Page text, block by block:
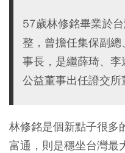
57歲林修銘畢業於
整，曾擔任集保副
事長，是繼薛琦、
公益董事出任證交所
林修銘是個新點子很多
富通，則是穩坐台灣最